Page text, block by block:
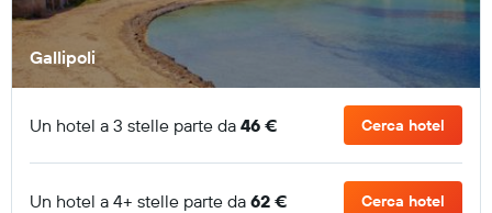
Gallipoli
Un hotel a 3 stelle parte da 46 € Cerca hotel
Un hotel a 4+ stelle parte da 62 € Cerca hotel